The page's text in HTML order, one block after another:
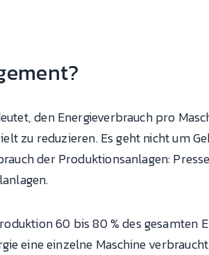
den Energieverbrauch pro
zu reduzieren. Es geht nicht um
der Produktionsanlagen:
60 bis 80 % des gesamten
eine einzelne Maschine